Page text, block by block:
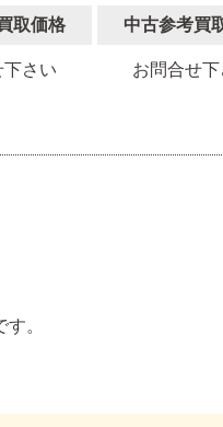
取価格 中古参考買
下さい お問合せ下
。